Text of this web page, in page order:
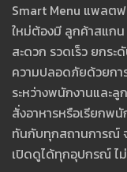
Smart Menu แพลตฟ
ใหม่ต้องมี ลูกค้าสแกน
สะดวก รวดเร็ว ยกระ
ความปลอดภัยด้วยกา
ระหว่างพนักงานและ
สั่งอาหารหรือเรียกพ
ทันกับทุกสถานการณ์
เปิดดูได้ทุกอุปกรณ์ ไ